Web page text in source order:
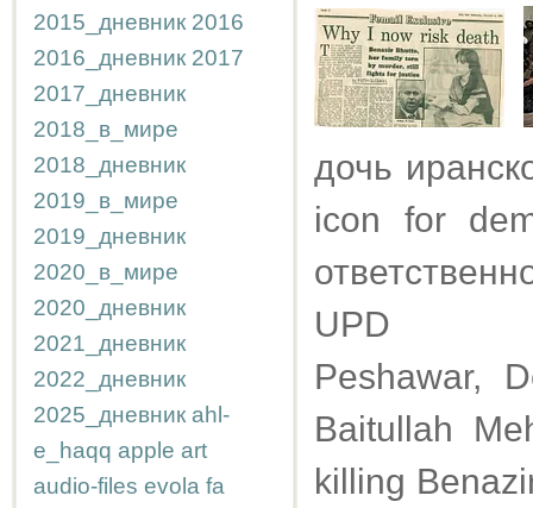
2015_дневник 2016
2016_дневник 2017
2017_дневник
2018_в_мире
2018_дневник
2019_в_мире
2019_дневник
2020_в_мире
2020_дневник
2021_дневник
2022_дневник
2025_дневник ahl-
e_haqq apple art
audio-files evola fa
дочь
icon for
UPD
Peshawar,
Baitullah
killing